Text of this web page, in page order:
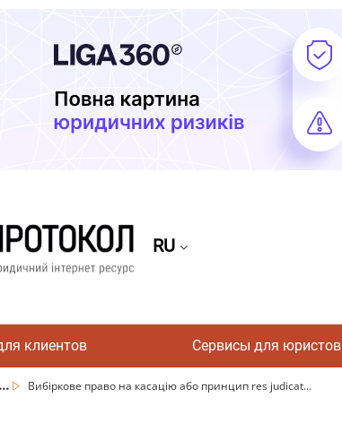
RU
клиентов Сервисы для юристов
... Вибіркове право на касацію або принцип res judicat...